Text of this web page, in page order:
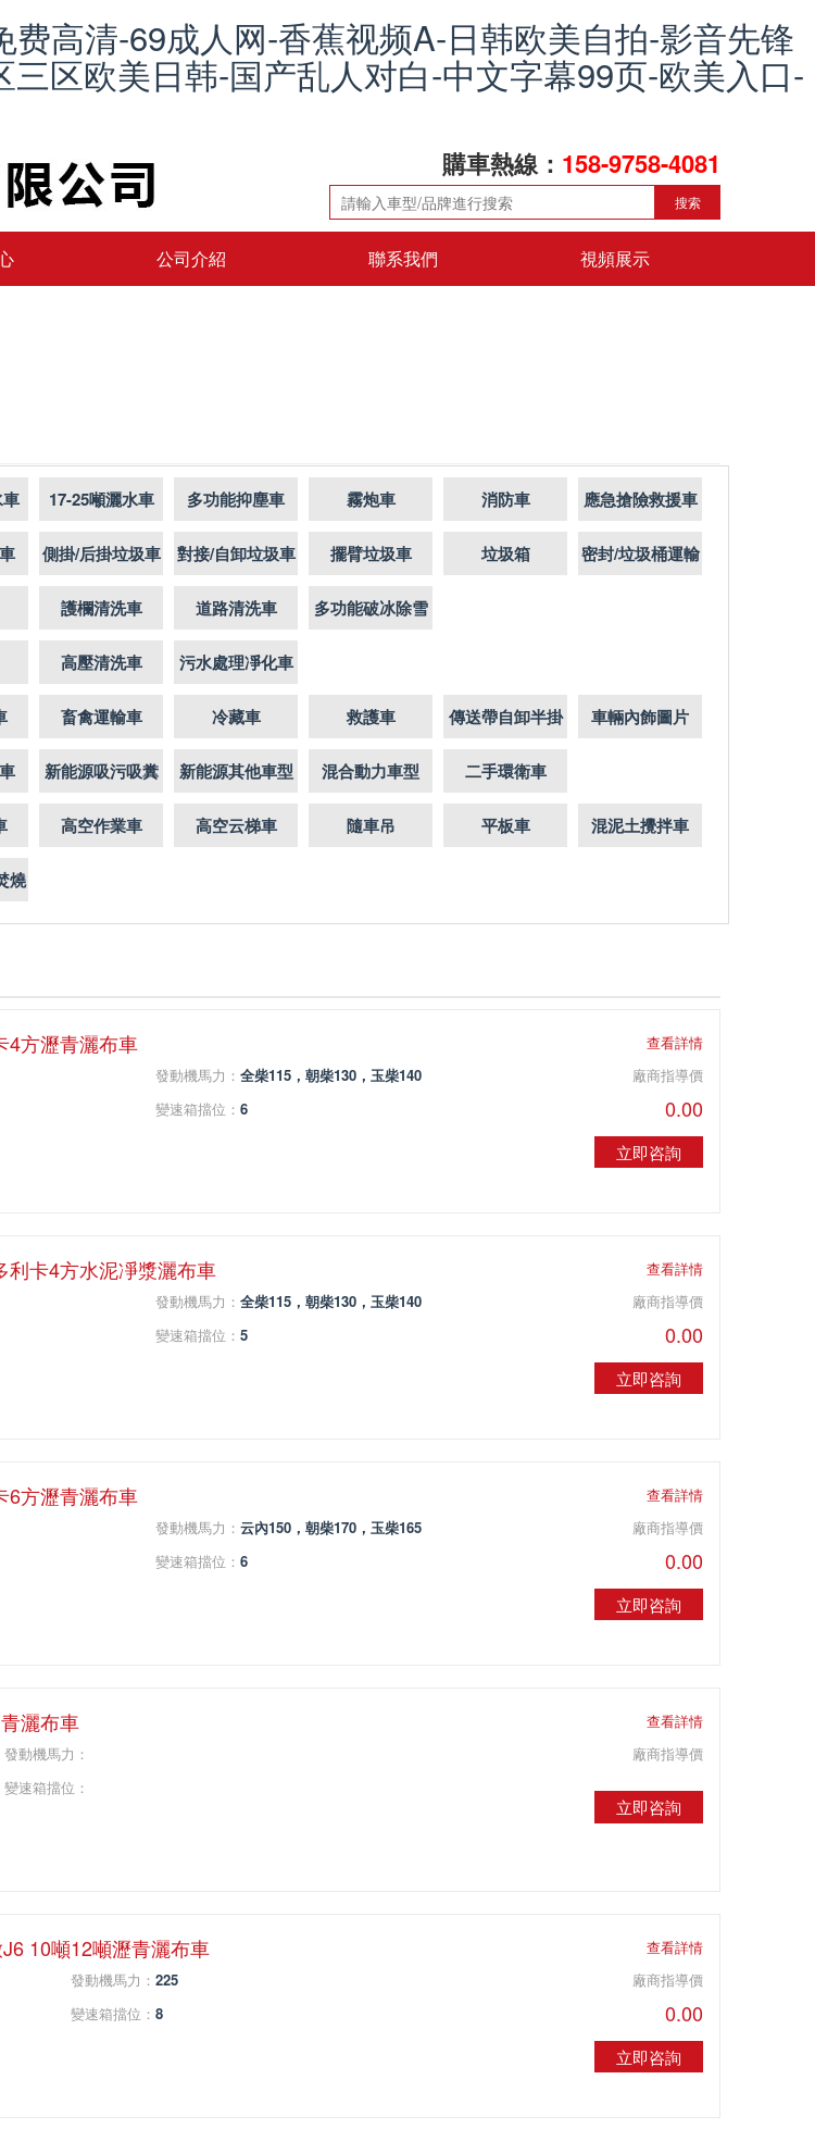
高清-69成人网-香蕉视频A-日韩欧美自拍-影音先锋
区欧美日韩-国产乱人对白-中文字幕99页-欧美入口-
購車熱線： 158-9758-4081
搜索
公司介紹 聯系我們 視頻展示
17-25噸灑水車 多功能抑塵車 霧炮車 消防車 應急搶險救援車
側掛/后掛垃圾車 對接/自卸垃圾車 擺臂垃圾車 垃圾箱
密封/垃圾桶運輸
護欄清洗車 道路清洗車
多功能破冰除雪
高壓清洗車 污水處理凈化車
畜禽運輸車 冷藏車 救護車 傳送帶自卸半掛 車輛內飾圖片
新能源吸污吸糞 新能源其他車型 混合動力車型 二手環衛車
高空作業車 高空云梯車 隨車吊 平板車 混泥土攪拌車
燒
4方瀝青灑布車
查看詳情
發動機馬力： 全柴115，朝柴130，玉柴140
變速箱擋位： 6
廠商指導價
0.00
立即咨詢
利卡4方水泥凈漿灑布車
查看詳情
發動機馬力： 全柴115，朝柴130，玉柴140
變速箱擋位： 5
廠商指導價
0.00
立即咨詢
6方瀝青灑布車
查看詳情
發動機馬力： 云內150，朝柴170，玉柴165
變速箱擋位： 6
廠商指導價
0.00
立即咨詢
灑布車
查看詳情
發動機馬力：
變速箱擋位：
廠商指導價
立即咨詢
10噸12噸瀝青灑布車
查看詳情
發動機馬力： 225
變速箱擋位： 8
廠商指導價
0.00
立即咨詢